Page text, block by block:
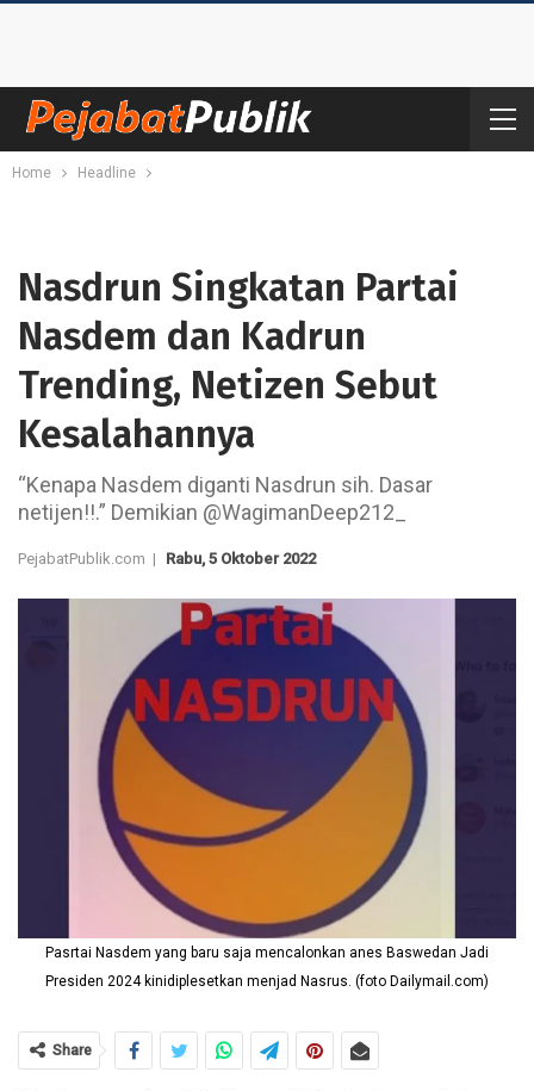
Home Headline
Nasdrun Singkatan Partai
Nasdem dan Kadrun
Trending, Netizen Sebut
Kesalahannya
“Kenapa Nasdem diganti Nasdrun sih. Dasar
netijen!!.” Demikian @WagimanDeep212_
PejabatPublik.com | Rabu, 5 Oktober 2022
Pasrtai Nasdem yang baru saja mencalonkan anes Baswedan Jadi
Presiden 2024 kinidiplesetkan menjad Nasrus. (foto Dailymail.com)
Share